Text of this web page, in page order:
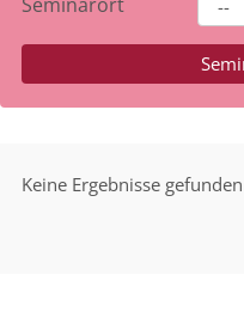
Keine Ergebnisse gefunden